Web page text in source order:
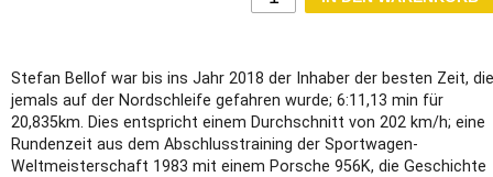
Stefan Bellof war bis ins Jahr 2018 der Inhaber der besten Zeit, die
jemals auf der Nordschleife gefahren wurde; 6:11,13 min für
20,835km. Dies entspricht einem Durchschnitt von 202 km/h; eine
Rundenzeit aus dem Abschlusstraining der Sportwagen-
Weltmeisterschaft 1983 mit einem Porsche 956K, die Geschichte